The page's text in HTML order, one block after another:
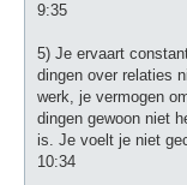
9:35
5) Je ervaart
dingen over relaties
werk, je vermogen
dingen gewoon niet
is. Je voelt je niet
10:34